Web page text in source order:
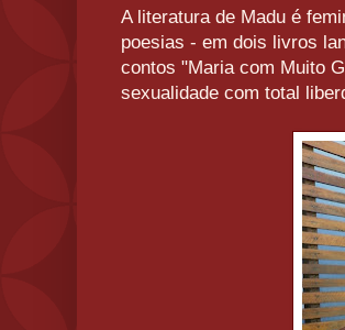
A literatura de Madu é
poesias - em dois livros
contos "Maria com Muito
sexualidade com total